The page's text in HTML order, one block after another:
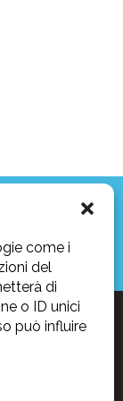
come i
del
di
o ID unici
può influire